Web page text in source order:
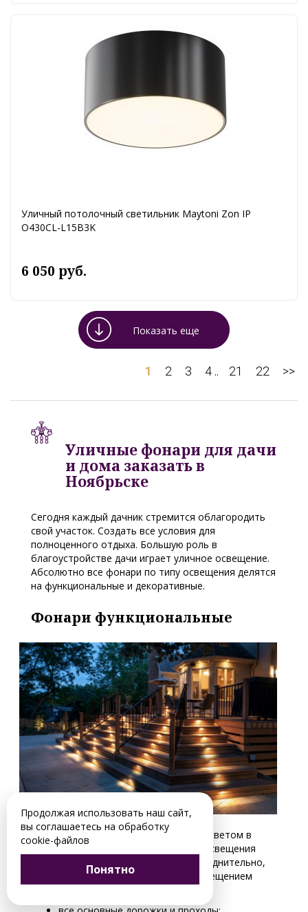
Уличный потолочный светильник Maytoni Zon IP
O430CL-L15B3K
6 050 руб.
Показать еще
1 2 3 4 .. 21 22 >>
Уличные фонари для дачи
и дома заказать в
Ноябрьске
Сегодня каждый дачник стремится облагородить
свой участок. Создать все условия для
полноценного отдыха. Большую роль в
благоустройстве дачи играет уличное освещение.
Абсолютно все фонари по типу освещения делятся
на функциональные и декоративные.
Фонари функциональные
Функциональное назначение фонарей
подразумевает обеспечение участка светом в
темное время суток. Без основного освещения
передвигаться по участку будет затруднительно,
поэтому необходимо обеспечить освещением
Продолжая использовать наш сайт,
вы соглашаетесь на обработку
cookie-файлов
Понятно